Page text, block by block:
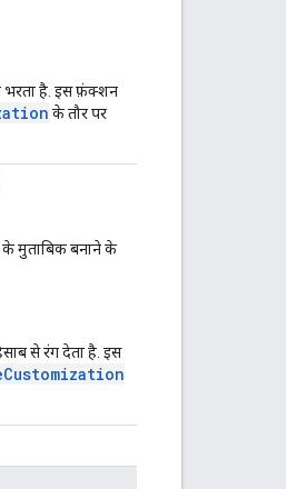
भरता है. इस फ़ंक्शन
के तौर पर
के मुताबिक बनाने के
से रंग देता है. इस